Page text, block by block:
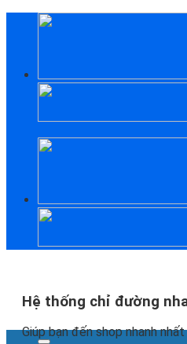
Hệ thống chỉ đường
Giúp bạn đến shop nhanh